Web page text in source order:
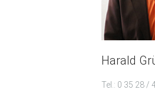
Harald
Tel.: 0 35 28 /